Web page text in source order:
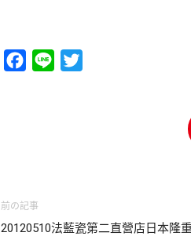
Facebook
Line
前の記事
20120510法藍瓷第二直營店日本隆